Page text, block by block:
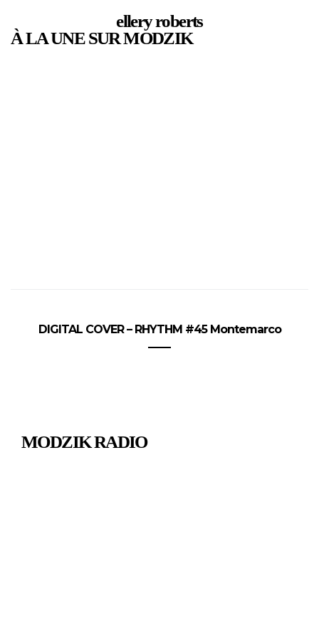
ellery roberts
À LA UNE SUR MODZIK
DIGITAL COVER – RHYTHM #45 Montemarco
MODZIK RADIO